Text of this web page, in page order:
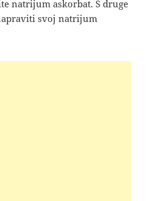
natrijum askorbat. S druge
svoj natrijum